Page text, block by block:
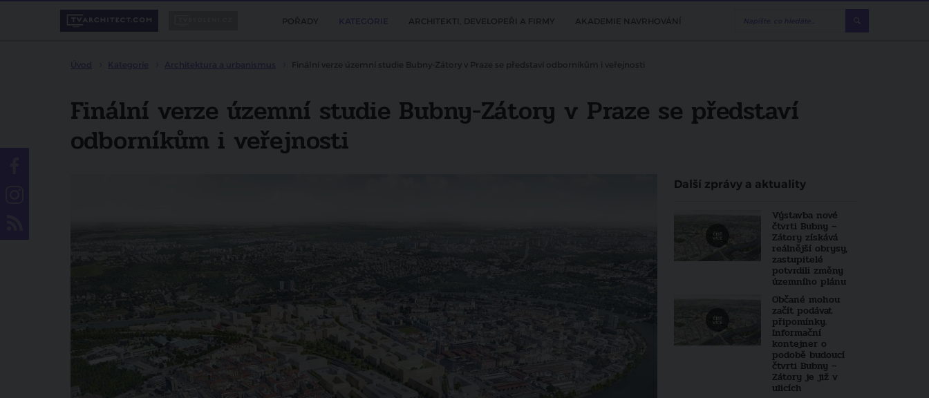
POŘADY ARCHITEKTI, DEVELOPEŘI A FIRMY AKADEMIE NAVRHOVÁNÍ
Finální verze územní studie Bubny-Zátory v Praze se představí odborníkům i veřejnosti
Finální verze územní studie Bubny-Zátory v Praze se představí
odborníkům i veřejnosti
Další zprávy a aktuality
Výstavba nové
čtvrti Bubny –
Zátory získává
reálnější obrysy,
zastupitelé
potvrdili změny
územního plánu
Občané mohou
začít podávat
připomínky.
Informační
kontejner o
podobě budoucí
čtvrti Bubny –
Zátory je již v
ulicích